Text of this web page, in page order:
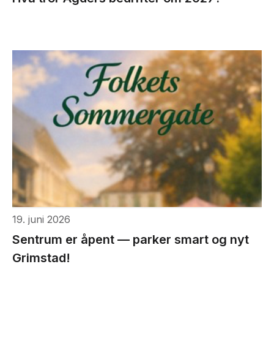
19. juni 2026
Sentrum er åpent — parker smart og nyt
Grimstad!